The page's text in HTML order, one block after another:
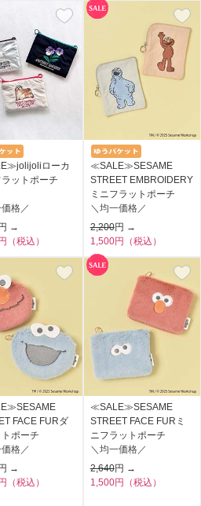
ローカ
ットポーチ
格／
→
（税込）
≪SALE≫SESAME
STREET EMBROIDERY
ミニフラットポーチ
＼均一価格／
2,200円 →
1,500円（税込）
FACE FURダ
ポーチ
格／
→
（税込）
≪SALE≫SESAME
STREET FACE FURミ
ニフラットポーチ
＼均一価格／
2,640円 →
1,500円（税込）